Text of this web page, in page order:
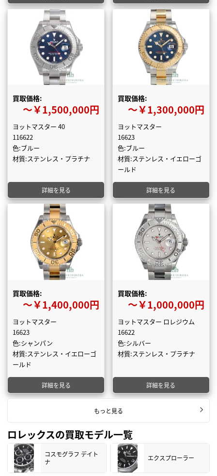
買取価格:
〜￥1,500,000円
ヨットマスター 40
116622
色:ブルー
材質:ステンレス・プラチナ
詳細を見る
買取価格:
〜￥1,300,000円
ヨットマスター
16623
色:ブルー
材質:ステンレス・イエローゴ
ールド
詳細を見る
買取価格:
〜￥1,400,000円
ヨットマスター
16623
色:シャンパン
材質:ステンレス・イエローゴ
ールド
詳細を見る
買取価格:
〜￥1,000,000円
ヨットマスター ロレジウム
16622
色:シルバー
材質:ステンレス・プラチナ
詳細を見る
もっと見る
ロレックスの買取モデル一覧
コスモグラフ デイト
ナ
エクスプローラー